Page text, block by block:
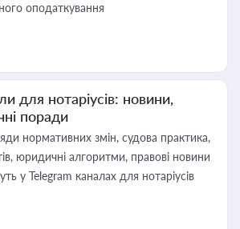
оподаткування
для нотаріусів: новини,
поради
нормативних змін, судова практика,
юридичні алгоритми, правові новини
у Telegram каналах для нотаріусів